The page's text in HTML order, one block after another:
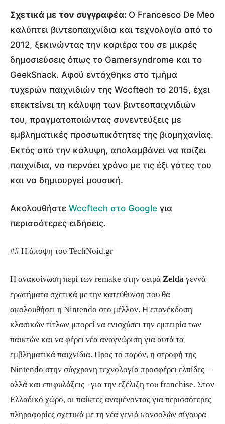
Σχετικά με τον συγγραφέα: Ο Francesco De Meo
καλύπτει βιντεοπαιχνίδια και τεχνολογία από το
2012, ξεκινώντας την καριέρα του σε μικρές
δημοσιεύσεις όπως το Gamersyndrome και το
GeekSnack. Αφού εντάχθηκε στο τμήμα
τυχερών παιχνιδιών της Wccftech το 2015, έχει
επεκτείνει τη κάλυψη των βιντεοπαιχνιδιών
του, πραγματοποιώντας συνεντεύξεις με
εμβληματικές προσωπικότητες της βιομηχανίας.
Εκτός από την κάλυψη, απολαμβάνει να παίζει
παιχνίδια, να περνάει χρόνο με τις έξι γάτες του
και να δημιουργεί μουσική.
Ακολουθήστε Wccftech στο Google για
περισσότερες ειδήσεις.
## Η άποψη του TechNoid.gr
Η ανακοίνωση περί των remake στην σειρά Zelda γεννά
ερωτήματα σχετικά με την κατεύθυνση που θα
ακολουθήσει η Nintendo στο μέλλον. Η επανέκδοση
κλασικών τίτλων μπορεί να ενισχύσει την εμπειρία των
παικτών και να φέρει νέα αναγνώριση για αυτά τα
εμβληματικά παιχνίδια. Προς το παρόν, η στροφή της
Nintendo στην σύγχρονη τεχνολογία προσφέρει ελπίδες –
αλλά και επιφυλάξεις– για την εξέλιξη του franchise. Στον
Ελλαδικό χώρο, οι παίκτες αναμένοντας για περισσότερες
πληροφορίες σχετικά με τη νέα γενιά κονσολών σίγουρα